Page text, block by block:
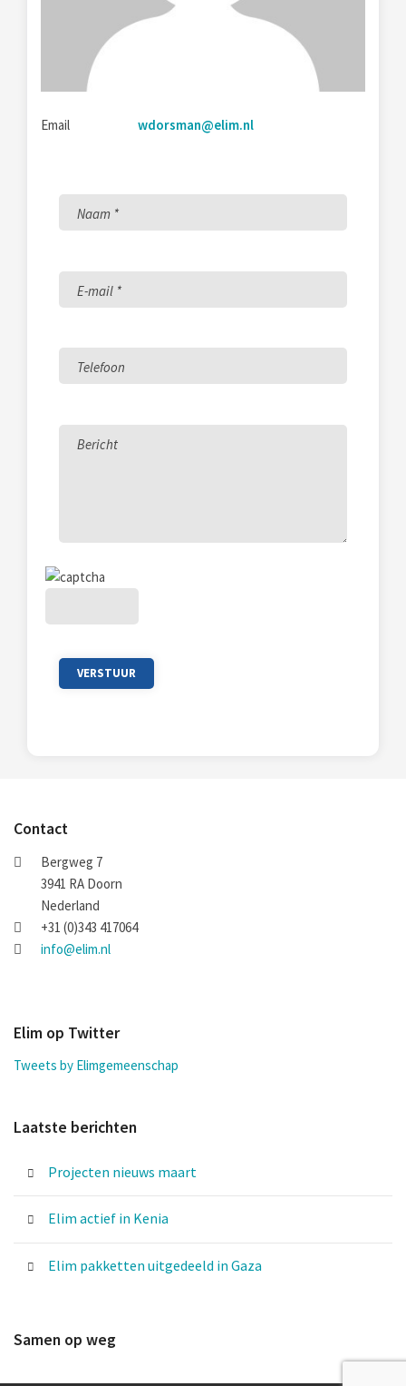
Email wdorsman@elim.nl
Naam *
E-mail *
Telefoon
Bericht
Contact
Bergweg 7
3941 RA Doorn
Nederland
+31 (0)343 417064
info@elim.nl
Elim op Twitter
Tweets by Elimgemeenschap
Laatste berichten
Projecten nieuws maart
Elim actief in Kenia
Elim pakketten uitgedeeld in Gaza
Samen op weg